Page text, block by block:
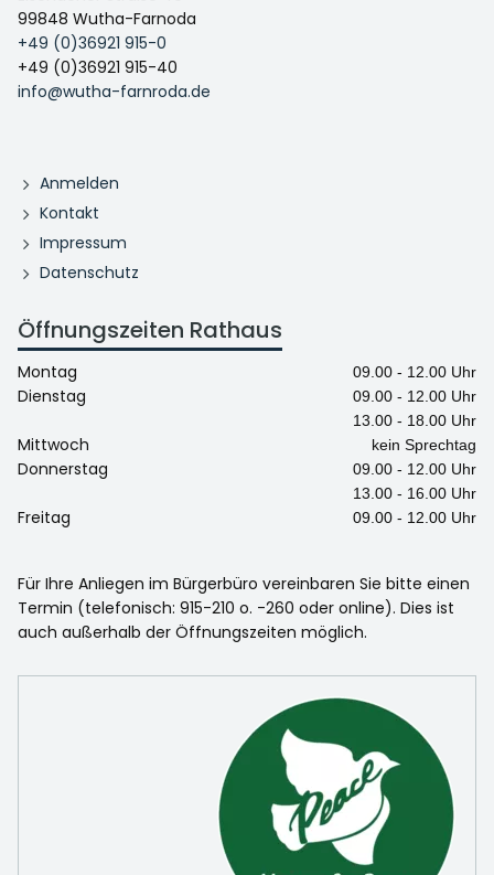
99848 Wutha-Farnoda
+49 (0)36921 915-0
+49 (0)36921 915-40
info@wutha-farnroda.de
Anmelden
Kontakt
Impressum
Datenschutz
Öffnungszeiten Rathaus
Montag 09.00 - 12.00 Uhr
Dienstag
09.00 - 12.00 Uhr
13.00 - 18.00 Uhr
Mittwoch kein Sprechtag
Donnerstag
09.00 - 12.00 Uhr
13.00 - 16.00 Uhr
Freitag 09.00 - 12.00 Uhr
Für Ihre Anliegen im Bürgerbüro vereinbaren Sie bitte einen
Termin (telefonisch: 915-210 o. -260 oder online). Dies ist
auch außerhalb der Öffnungszeiten möglich.